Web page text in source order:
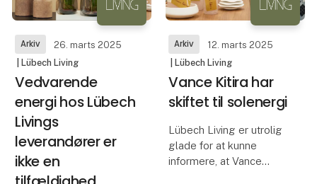
Arkiv
26. marts 2025
| Lübech Living
Vedvarende
energi hos Lübech
Livings
leverandører er
ikke en
Arkiv
12. marts 2025
| Lübech Living
Vance Kitira har
skiftet til solenergi
Lübech Living er utrolig
glade for at kunne
informere, at Vance